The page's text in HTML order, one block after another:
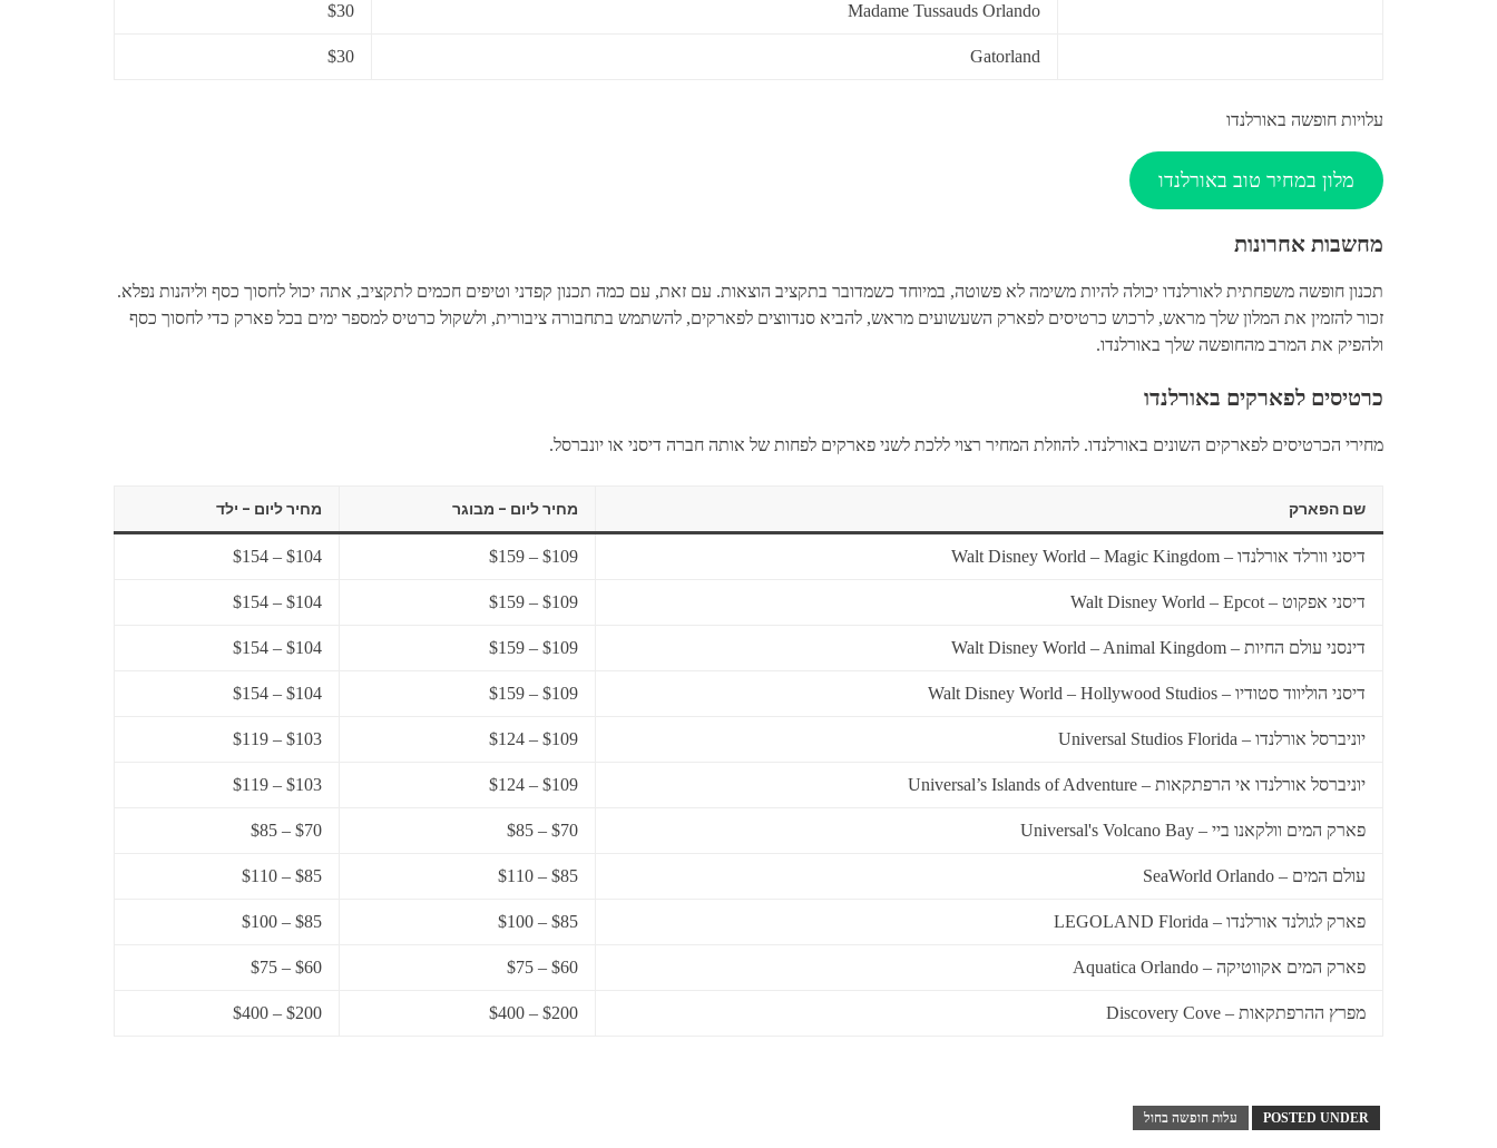
Madame Tussauds Orlando
$30
Gatorland
$30
עלויות חופשה באורלנדו
מלון במחיר טוב באורלנדו
מחשבות אחרונות
תכנון חופשה משפחתית לאורלנדו יכולה להיות משימה לא פשוטה, במיוחד כשמדובר בתקציב הוצאות. עם זאת, עם כמה תכנון קפדני וטיפים חכמים לתקציב, אתה יכול לחסוך כסף וליהנות נפלא.
זכור להזמין את המלון שלך מראש, לרכוש כרטיסים לפארק השעשועים מראש, להביא סנדווצים לפארקים, להשתמש בתחבורה ציבורית, ולשקול כרטיס למספר ימים בכל פארק כדי לחסוך כסף
ולהפיק את המרב מהחופשה שלך באורלנדו.
כרטיסים לפארקים באורלנדו
מחירי הכרטיסים לפארקים השונים באורלנדו. להוזלת המחיר רצוי ללכת לשני פארקים לפחות של אותה חברה דיסני או יונברסל.
שם הפארק מחיר ליום – מבוגר מחיר ליום – ילד
דיסני וורלד אורלנדו – Walt Disney World – Magic Kingdom $109 – $159
$104 – $154
דיסני אפקוט – Walt Disney World – Epcot $109 – $159
$104 – $154
דינסני עולם החיות – Walt Disney World – Animal Kingdom $109 – $159
$104 – $154
דיסני הוליווד סטודיו – Walt Disney World – Hollywood Studios $109 – $159
$104 – $154
יוניברסל אורלנדו – Universal Studios Florida $109 – $124
$103 – $119
יוניברסל אורלנדו אי הרפתקאות – Universal’s Islands of Adventure $109 – $124
$103 – $119
פארק המים וולקאנו ביי – Universal's Volcano Bay $70 – $85
$70 – $85
עולם המים – SeaWorld Orlando $85 – $110
$85 – $110
פארק לגולנד אורלנדו – LEGOLAND Florida $85 – $100
$85 – $100
פארק המים אקווטיקה – Aquatica Orlando $60 – $75
$60 – $75
מפרץ ההרפתקאות – Discovery Cove $200 – $400
$200 – $400
POSTED UNDER עלות חופשה בחול